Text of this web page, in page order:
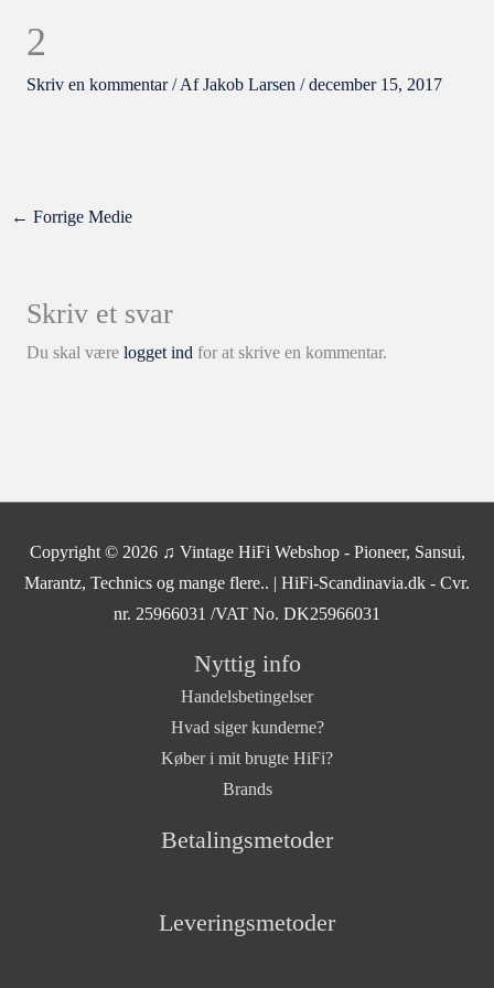
2
Skriv en kommentar / AfJakob Larsen /december 15, 2017
← Forrige Medie
Skriv et svar
Du skal være logget indfor at skrive en kommentar.
Copyright © 2026 ♫ Vintage HiFi Webshop - Pioneer, Sansui,
Marantz, Technics og mange flere.. | HiFi-Scandinavia.dk - Cvr.
nr. 25966031 /VAT No. DK25966031
Nyttig info
Handelsbetingelser
Hvad siger kunderne?
Køber i mit brugte HiFi?
Brands
Betalingsmetoder
Leveringsmetoder